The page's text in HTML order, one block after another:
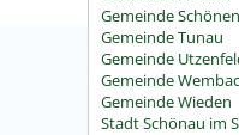
Gemeinde
Gemeinde Tunau
Gemeinde
Gemeinde
Gemeinde Wieden
Stadt Schönau im